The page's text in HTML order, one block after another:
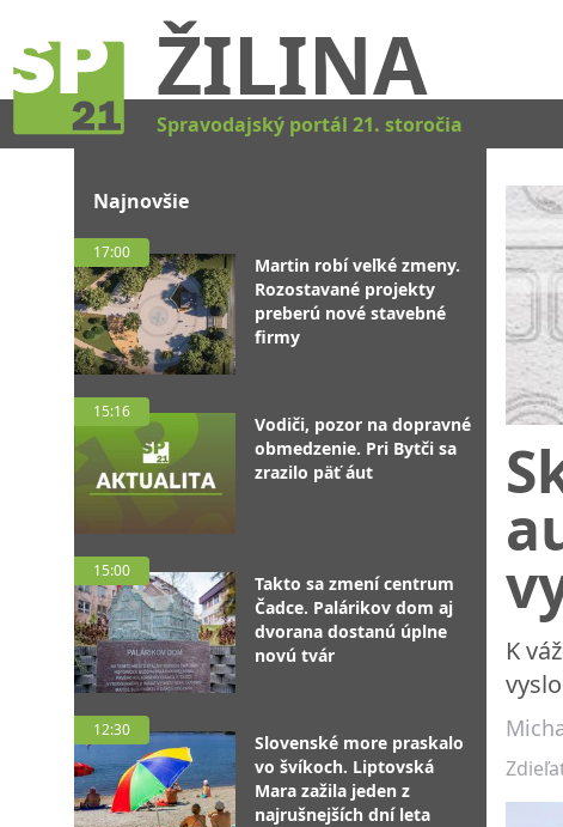
ŽILINA
Spravodajský portál 21. storočia
Najnovšie
17:00
Martin robí veľké zmeny.
Rozostavané projekty
preberú nové stavebné
firmy
15:16
Vodiči, pozor na dopravné
obmedzenie. Pri Bytči sa
zrazilo päť áut
15:00
Takto sa zmení centrum
Čadce. Palárikov dom aj
dvorana dostanú úplne
novú tvár
12:30
Slovenské more praskalo
vo švíkoch. Liptovská
Mara zažila jeden z
najrušnejších dní leta
K